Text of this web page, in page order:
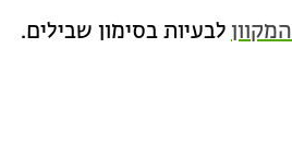
לבעיות בסימון שבילים.